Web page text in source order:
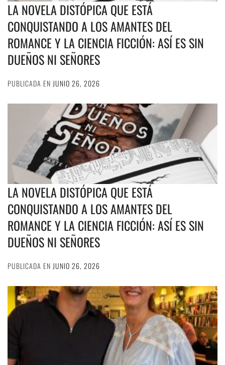
LA NOVELA DISTÓPICA QUE ESTÁ
CONQUISTANDO A LOS AMANTES DEL
ROMANCE Y LA CIENCIA FICCIÓN: ASÍ ES SIN
DUEÑOS NI SEÑORES
PUBLICADA EN JUNIO 26, 2026
LA NOVELA DISTÓPICA QUE ESTÁ
CONQUISTANDO A LOS AMANTES DEL
ROMANCE Y LA CIENCIA FICCIÓN: ASÍ ES SIN
DUEÑOS NI SEÑORES
PUBLICADA EN JUNIO 26, 2026